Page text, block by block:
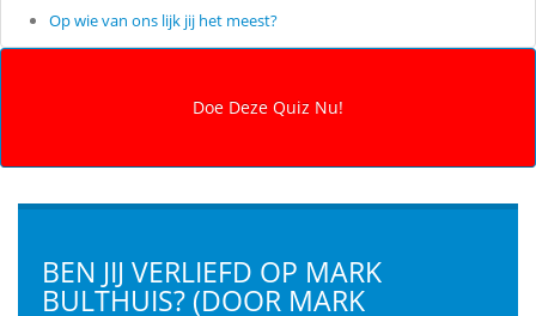
Op wie van ons lijk jij het meest?
BEN JIJ VERLIEFD OP MARK
BULTHUIS? (DOOR MARK